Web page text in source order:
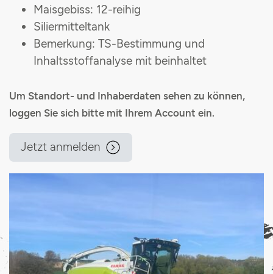
Maisgebiss: 12-reihig
Siliermitteltank
Bemerkung: TS-Bestimmung und
Inhaltsstoffanalyse mit beinhaltet
Um Standort- und Inhaberdaten sehen zu können,
loggen Sie sich bitte mit Ihrem Account ein.
Jetzt anmelden